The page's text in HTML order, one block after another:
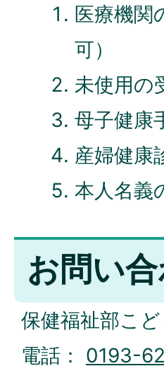
医療機関
可）
未使用の
母子健康
産婦健康
本人名義
お問い
保健福祉部こ
電話： 0193-